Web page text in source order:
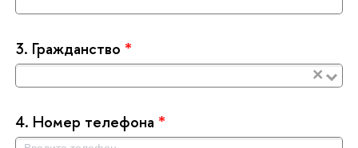
3. Гражданство *
×
4. Номер телефона *